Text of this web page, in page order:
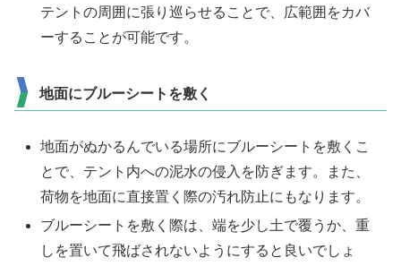
テントの周囲に張り巡らせることで、広範囲をカバ
ーすることが可能です。
地面にブルーシートを敷く
地面がぬかるんでいる場所にブルーシートを敷くこ
とで、テント内への泥水の侵入を防ぎます。また、
荷物を地面に直接置く際の汚れ防止にもなります。
ブルーシートを敷く際は、端を少し土で覆うか、重
しを置いて飛ばされないようにすると良いでしょ